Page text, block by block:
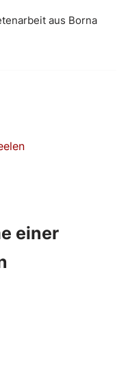
aus Borna
einer